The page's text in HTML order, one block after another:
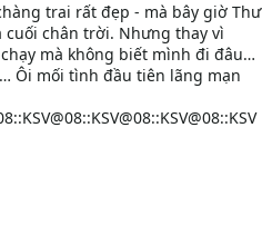
trai rất đẹp - mà bây giờ Thư
cuối chân trời. Nhưng thay vì
mà không biết mình đi đâu…
Ôi mối tình đầu tiên lãng mạn